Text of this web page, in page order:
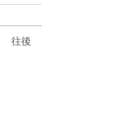
往後